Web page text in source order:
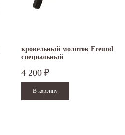
кровельный молоток Freund
специальный
4 200 ₽